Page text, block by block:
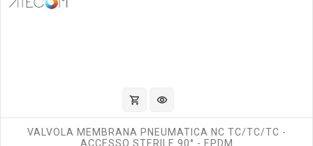
shopping_cart visibility
VALVOLA MEMBRANA PNEUMATICA NC TC/TC/TC -
ACCESSO STERILE 90° - EPDM